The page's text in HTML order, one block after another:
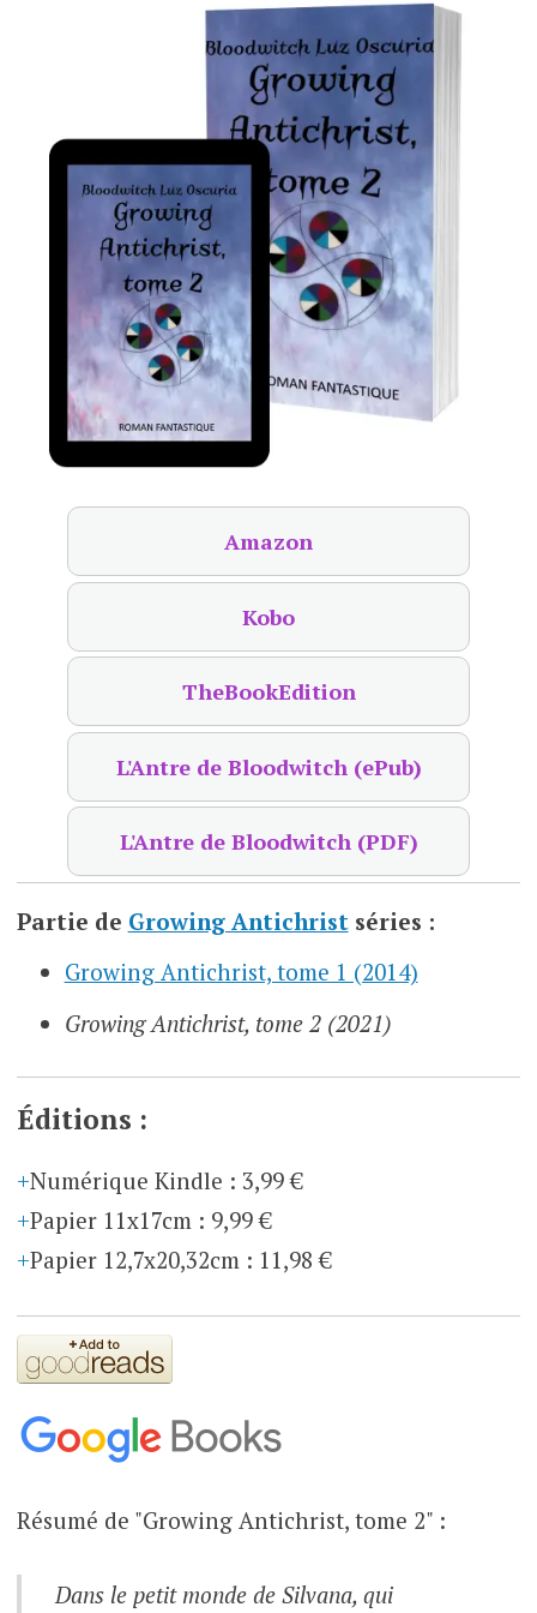
Amazon
Kobo
TheBookEdition
L'Antre de Bloodwitch (ePub)
L'Antre de Bloodwitch (PDF)
Partie de Growing Antichristséries :
Growing Antichrist, tome 1 (2014)
Growing Antichrist, tome 2 (2021)
Éditions :
Numérique Kindle : 3,99 €
Papier 11x17cm: 9,99 €
Papier 12,7x20,32cm: 11,98 €
Résumé de "Growing Antichrist, tome 2" :
Dans le petit monde de Silvana, qui